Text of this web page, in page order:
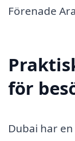
Förenade
för
Dubai har